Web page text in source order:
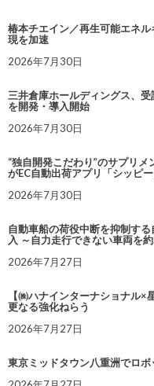
椿本チエイン／再生可能エネ
現を加速
2026年7月30日
三井倉庫ホールディングス、
を開発・導入開始
2026年7月30日
“独自開発こだわり”のサプリ
がEC自動出荷アプリ「シッピ
2026年7月30日
自動車船の荷役中断を抑制す
入 ～自力走行できない車両を
2026年7月27日
【㈱ハナインターナショナル
更なる強化ねらう
2026年7月27日
東京ミッドタウン八重洲でロ